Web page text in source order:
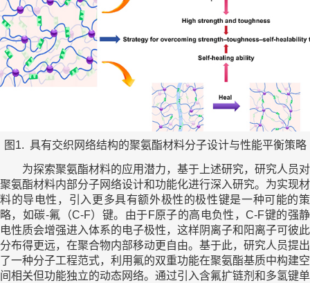
图1. 具有交织网络结构的聚氨酯材料分子设计与性能平衡策略
为探索聚氨酯材料的应用潜力，基于上述研究，研究人员对
聚氨酯材料内部分子网络设计和功能化进行深入研究。为实现材
料的导电性，引入更多具有额外极性的极性键是一种可能的策
略，如碳-氟（C-F）键。由于F原子的高电负性，C-F键的强静
电性质会增强进入体系的电子极性，这样阴离子和阳离子可彼此
分布得更远，在聚合物内部移动更自由。基于此，研究人员提出
了一种分子工程范式，利用氟的双重功能在聚氨酯基质中构建空
间相关但功能独立的动态网络。通过引入含氟扩链剂和多氢键单